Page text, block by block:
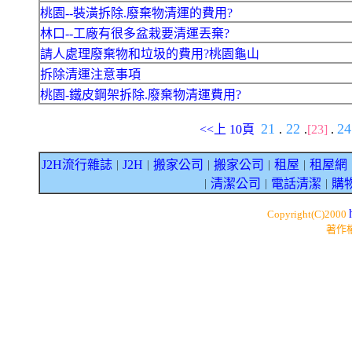
桃園--裝潢拆除.廢棄物清運的費用?
林口--工廠有很多盆栽要清運丟棄?
請人處理廢棄物和垃圾的費用?桃園龜山
拆除清運注意事項
桃園-鐵皮鋼架拆除.廢棄物清運費用?
<<上 10頁 21 . 22 .[23] .
J2H流行雜誌 J2H 搬家公司 搬家公司 租屋 租屋網
清潔公司 電話清潔 購
Copyright(C)2000
著作